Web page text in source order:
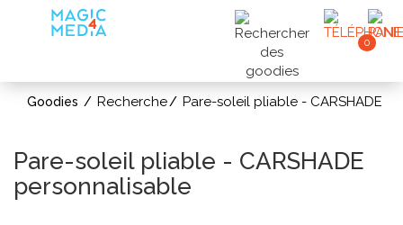
0
Goodies Recherche Pare-soleil pliable - CARSHADE
Pare-soleil pliable - CARSHADE
personnalisable